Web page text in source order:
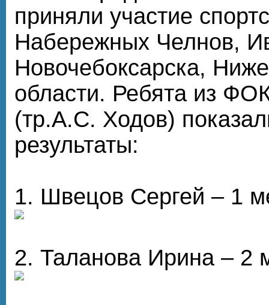
приняли участие
Набережных Челнов,
Новочебоксарска,
области. Ребята из
(тр.А.С. Ходов)
результаты:
1. Швецов Сергей – 1
2. Таланова Ирина – 2